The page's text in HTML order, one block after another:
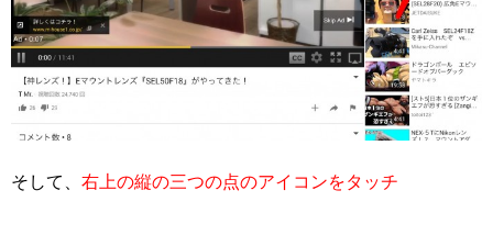
そして、 右上の縦の三つの点のアイコンをタッチ